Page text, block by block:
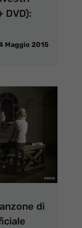
DVD):
Maggio 2015
di